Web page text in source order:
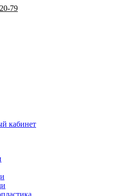
79
кабинет